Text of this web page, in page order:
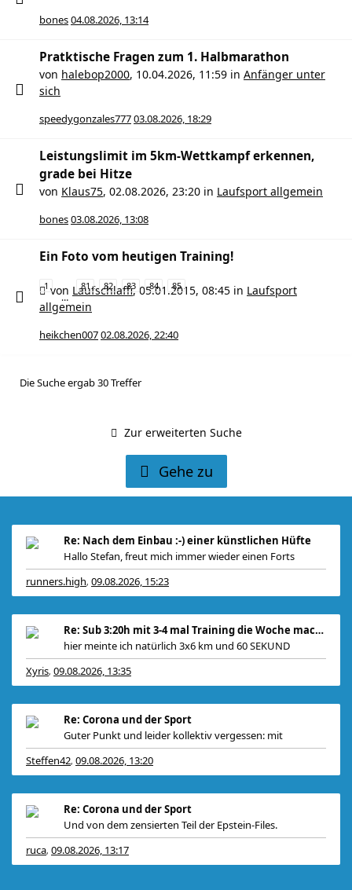
bones04.08.2026, 13:14
Pratktische Fragen zum 1. Halbmarathon
von halebop2000, 10.04.2026, 11:59 in Anfänger unter
sich
speedygonzales77703.08.2026, 18:29
Leistungslimit im 5km-Wettkampf erkennen,
grade bei Hitze
von Klaus75, 02.08.2026, 23:20 in Laufsport allgemein
bones03.08.2026, 13:08
Ein Foto vom heutigen Training!
1
…
81 82 83 84 85
von Laufschlaffi, 05.01.2015, 08:45 in Laufsport
allgemein
heikchen00702.08.2026, 22:40
Die Suche ergab 30 Treffer
Zur erweiterten Suche
Gehe zu
Re: Nach dem Einbau :-) einer künstlichen Hüfte
Hallo Stefan, freut mich immer wieder einen Forts
runners.high, 09.08.2026, 15:23
Re: Sub 3:20h mit 3-4 mal Training die Woche machb
hier meinte ich natürlich 3x6 km und 60 SEKUND
Xyris, 09.08.2026, 13:35
Re: Corona und der Sport
Guter Punkt und leider kollektiv vergessen: mit
Steffen42, 09.08.2026, 13:20
Re: Corona und der Sport
Und von dem zensierten Teil der Epstein-Files.
ruca, 09.08.2026, 13:17